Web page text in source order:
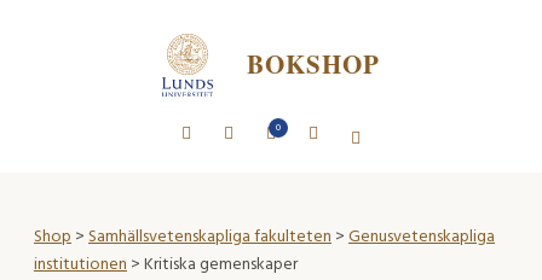
BOKSHOP
0
Shop>Samhällsvetenskapliga fakulteten>Genusvetenskapliga
institutionen> Kritiska gemenskaper